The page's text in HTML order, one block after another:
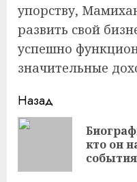
упорству,
развить свой
успешно
значительные
Продолжить
чтение
Назад
кто он
события